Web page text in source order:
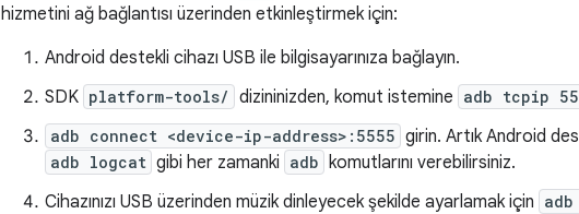
hizmetini ağ bağlantısı üzerinden etkinleştirmek için:
Android destekli cihazı USB ile bilgisayarınıza bağlayın.
SDK platform-tools/ dizininizden, komut istemine adb tcpip
adb connect <device-ip-address>:5555 girin. Artık Android
adb logcat gibi her zamanki adb komutlarını verebilirsiniz.
Cihazınızı USB üzerinden müzik dinleyecek şekilde ayarlamak için